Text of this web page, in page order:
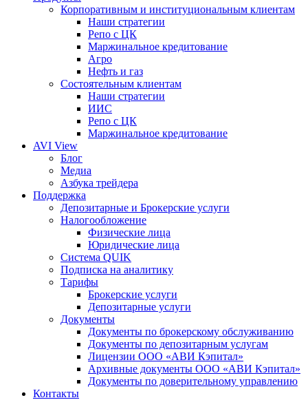
Корпоративным и институциональным клиентам
Наши стратегии
Репо с ЦК
Маржинальное кредитование
Агро
Нефть и газ
Состоятельным клиентам
Наши стратегии
ИИС
Репо с ЦК
Маржинальное кредитование
AVI View
Блог
Медиа
Азбука трейдера
Поддержка
Депозитарные и Брокерские услуги
Налогообложение
Физические лица
Юридические лица
Система QUIK
Подписка на аналитику
Тарифы
Брокерские услуги
Депозитарные услуги
Документы
Документы по брокерскому обслуживанию
Документы по депозитарным услугам
Лицензии ООО «АВИ Кэпитал»
Архивные документы ООО «АВИ Кэпитал»
Документы по доверительному управлению
Контакты